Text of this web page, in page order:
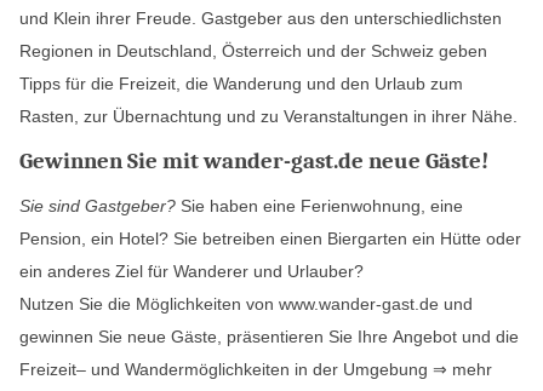
und Klein ihrer Freude. Gastgeber aus den unterschiedlichsten
Regionen in Deutschland, Österreich und der Schweiz geben
Tipps für die Freizeit, die Wanderung und den Urlaub zum
Rasten, zur Übernachtung und zu Veranstaltungen in ihrer Nähe.
Gewinnen Sie mit wander-gast.de neue Gäste!
Sie sind Gastgeber? Sie haben eine Ferienwohnung, eine
Pension, ein Hotel? Sie betreiben einen Biergarten ein Hütte oder
ein anderes Ziel für Wanderer und Urlauber?
Nutzen Sie die Möglichkeiten von www.wander-gast.de und
gewinnen Sie neue Gäste, präsentieren Sie Ihre Angebot und die
Freizeit– und Wandermöglichkeiten in der Umgebung ⇒ mehr